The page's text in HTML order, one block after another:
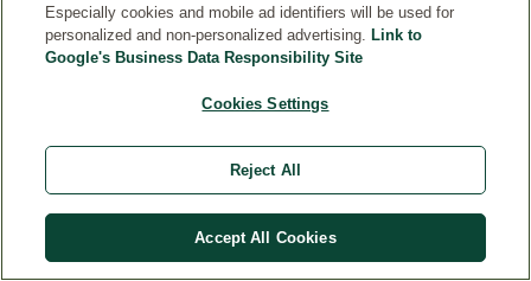
Especially cookies and mobile ad identifiers will be used for
personalized and non-personalized advertising. Link to
Google's Business Data Responsibility Site
Cookies Settings
Reject All
Accept All Cookies